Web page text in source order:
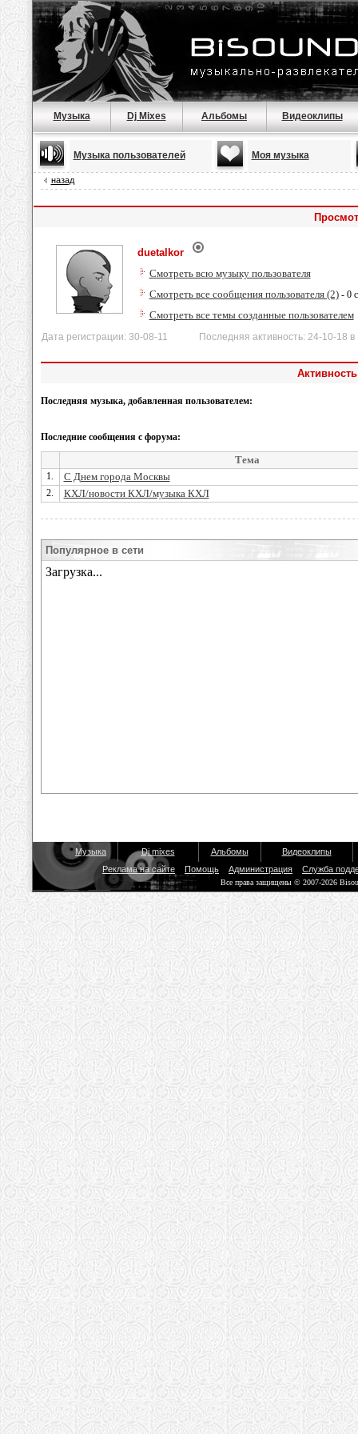
Музыка Dj Mixes Альбомы Видеоклипы
Музыка пользователей Моя музыка
назад
duetalkor
Смотреть всю музыку пользователя
Смотреть все сообщения пользователя (2)- 0
Смотреть все темы созданные пользователем
Дата регистрации: 30-08-11 Последняя активность: 24-10-18 в
Последняя музыка, добавленная пользователем:
Последние сообщения с форума:
Тема
1. С Днем города Москвы
2. КХЛ/новости КХЛ/музыка КХЛ
Популярное в сети
Музыка Dj mixes Альбомы
Видеоклипы
Реклама на сайте
Помощь Администрация Служба
Все права защищены © 2007-2026